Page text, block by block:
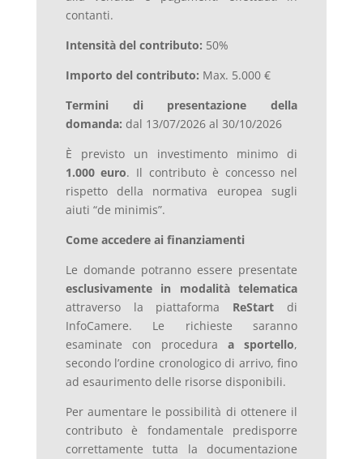
contanti.
Intensità del contributo: 50%
Importo del contributo: Max. 5.000 €
Termini di presentazione della
domanda: dal 13/07/2026 al 30/10/2026
È previsto un investimento minimo di
1.000 euro. Il contributo è concesso nel
rispetto della normativa europea sugli
aiuti “de minimis”.
Come accedere ai finanziamenti
Le domande potranno essere presentate
esclusivamente in modalità telematica
attraverso la piattaforma ReStart di
InfoCamere. Le richieste saranno
esaminate con proceduraa sportello,
secondo l’ordine cronologico di arrivo, fino
ad esaurimento delle risorse disponibili.
Per aumentare le possibilità di ottenere il
contributo è fondamentale predisporre
correttamente tutta la documentazione